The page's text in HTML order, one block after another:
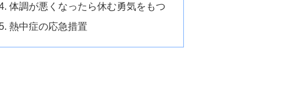
体調が悪くなったら休む勇気をもつ
熱中症の応急措置